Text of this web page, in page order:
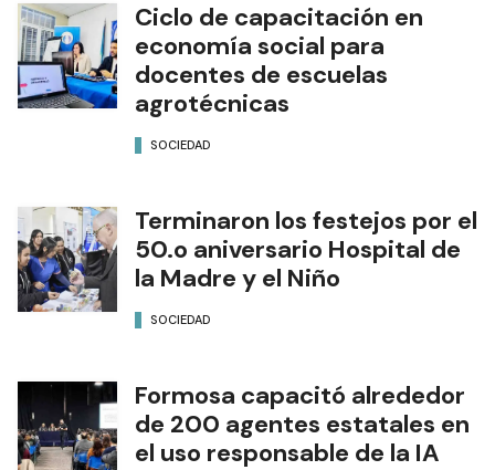
Ciclo de capacitación en
economía social para
docentes de escuelas
agrotécnicas
SOCIEDAD
Terminaron los festejos por el
50.o aniversario Hospital de
la Madre y el Niño
SOCIEDAD
Formosa capacitó alrededor
de 200 agentes estatales en
el uso responsable de la IA